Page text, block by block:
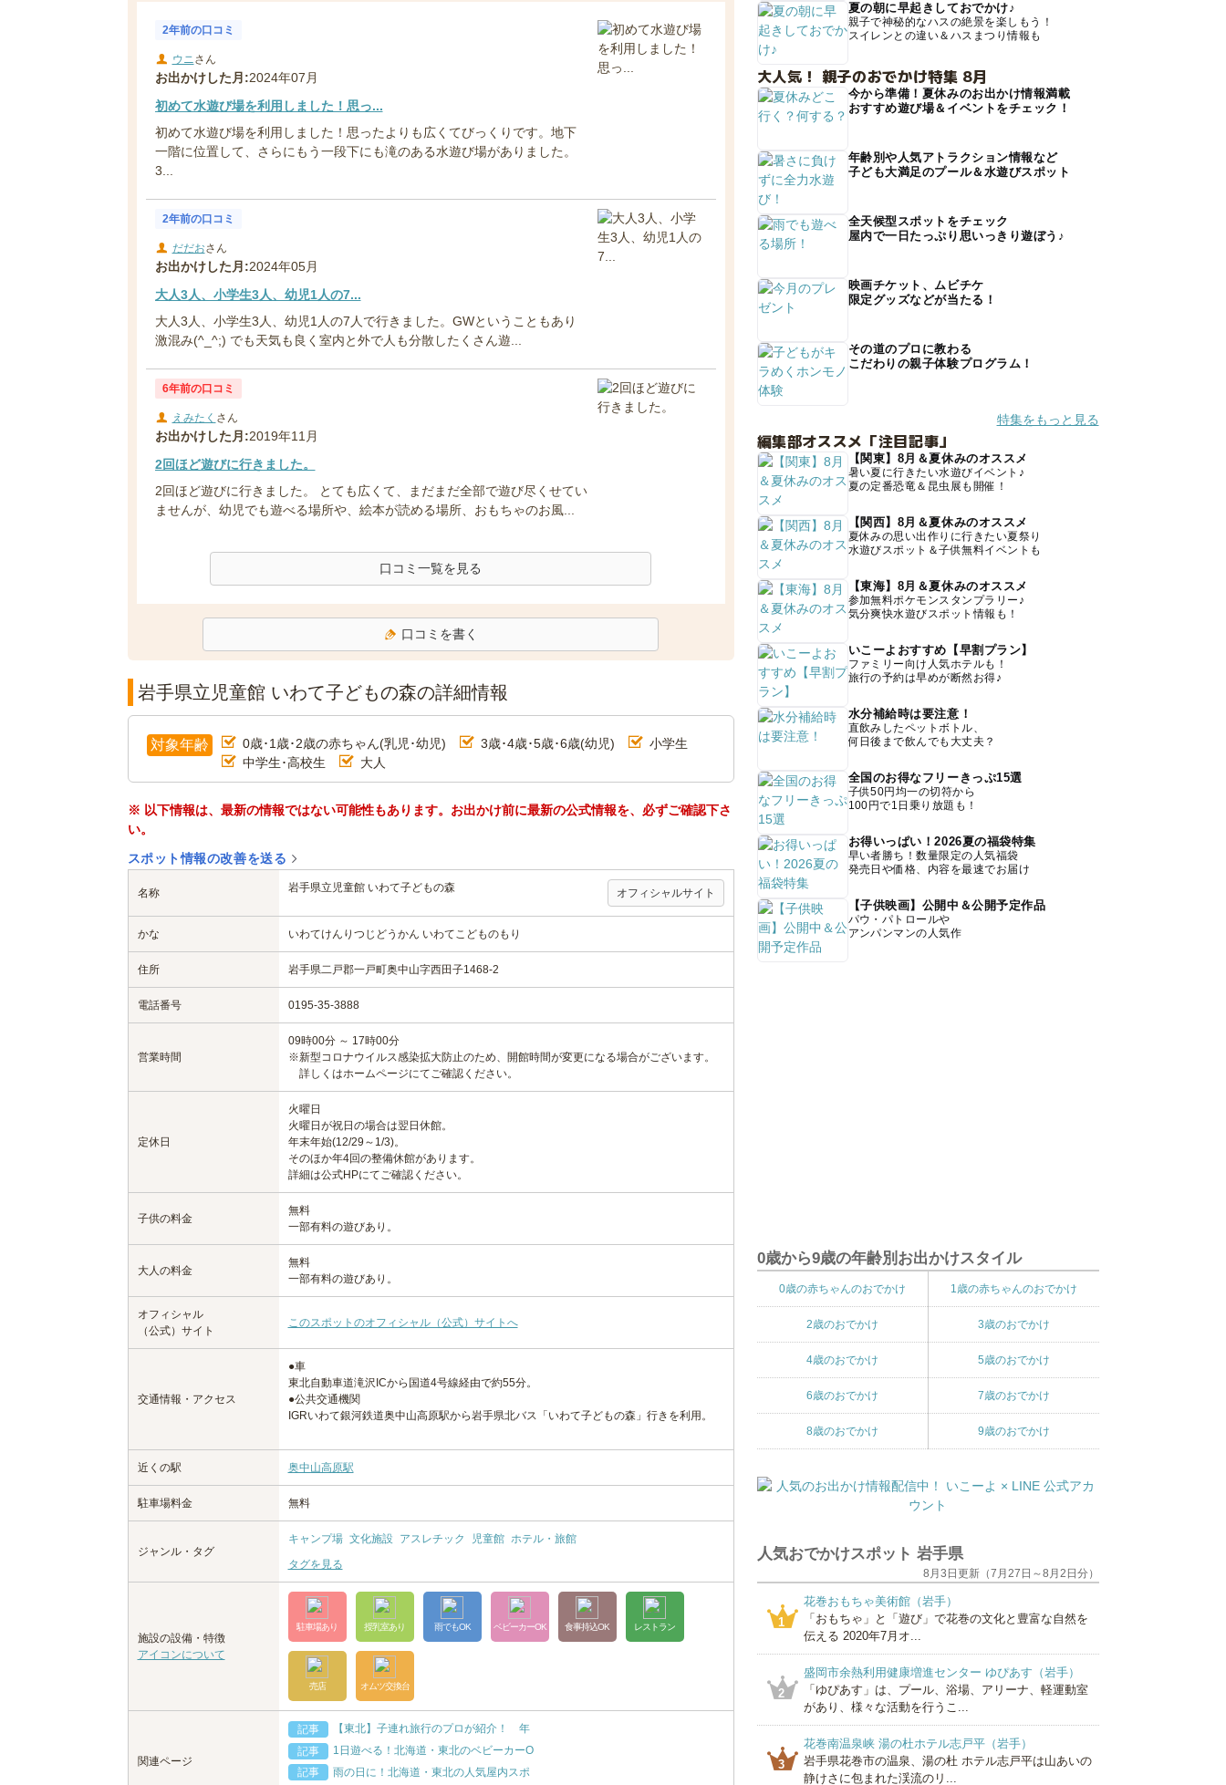
2年前の口コミ
ウニさん
お出かけした月:2024年07月
初めて水遊び場を利用しました！思っ...
初めて水遊び場を利用しました！思ったよりも広くてびっくりです。地下
一階に位置して、さらにもう一段下にも滝のある水遊び場がありました。
3...
2年前の口コミ
だだおさん
お出かけした月:2024年05月
大人3人、小学生3人、幼児1人の7...
大人3人、小学生3人、幼児1人の7人で行きました。GWということもあり
激混み(^_^;) でも天気も良く室内と外で人も分散したくさん遊...
6年前の口コミ
えみたく さん
お出かけした月:2019年11月
2回ほど遊びに行きました。
2回ほど遊びに行きました。 とても広くて、まだまだ全部で遊び尽くせてい
ませんが、幼児でも遊べる場所や、絵本が読める場所、おもちゃのお風...
口コミ一覧を見る
口コミを書く
岩手県立児童館 いわて子どもの森の詳細情報
対象年齢 0歳･1歳･2歳の赤ちゃん(乳児･幼児) 3歳･4歳･5歳･6歳(幼児)
小学生
中学生･高校生
大人
※ 以下情報は、最新の情報ではない可能性もあります。お出かけ前に最新の公式情報を、必ずご確認下さ
い。
スポット情報の改善を送る
名称 岩手県立児童館 いわて子どもの森 オフィシャルサイト
かな いわてけんりつじどうかん いわてこどものもり
住所 岩手県二戸郡一戸町奥中山字西田子1468-2
電話番号 0195-35-3888
営業時間
09時00分 ～ 17時00分
※新型コロナウイルス感染拡大防止のため、開館時間が変更になる場合がございます。
詳しくはホームページにてご確認ください。
定休日
火曜日
火曜日が祝日の場合は翌日休館。
年末年始(12/29～1/3)。
そのほか年4回の整備休館があります。
詳細は公式HPにてご確認ください。
子供の料金
無料
一部有料の遊びあり。
大人の料金
無料
一部有料の遊びあり。
オフィシャル
（公式）サイト
このスポットのオフィシャル（公式）サイトへ
交通情報・アクセス
●車
東北自動車道滝沢ICから国道4号線経由で約55分。
●公共交通機関
IGRいわて銀河鉄道奥中山高原駅から岩手県北バス「いわて子どもの森」行きを利用。
近くの駅 奥中山高原駅
駐車場料金 無料
ジャンル・タグ
キャンプ場 文化施設 アスレチック 児童館 ホテル・旅館
タグを見る
施設の設備・特徴
アイコンについて
駐車場あり 授乳室あり 雨でもOK ベビーカーOK 食事持込OK レストラン
売店 オムツ交換台
関連ページ
記事
【東北】子連れ旅行のプロが紹介！ 年
記事
1日遊べる！北海道・東北のベビーカーO
記事
雨の日に！北海道・東北の人気屋内スポ
夏の朝に早起きしておでかけ♪
親子で神秘的なハスの絶景を楽しもう！
スイレンとの違い＆ハスまつり情報も
大人気！ 親子のおでかけ特集 8月
今から準備！夏休みのお出かけ情報満載
おすすめ遊び場＆イベントをチェック！
年齢別や人気アトラクション情報など
子ども大満足のプール＆水遊びスポット
全天候型スポットをチェック
屋内で一日たっぷり思いっきり遊ぼう♪
映画チケット、ムビチケ
限定グッズなどが当たる！
その道のプロに教わる
こだわりの親子体験プログラム！
特集をもっと見る
編集部オススメ「注目記事」
【関東】8月＆夏休みのオススメ
暑い夏に行きたい水遊びイベント♪
夏の定番恐竜＆昆虫展も開催！
【関西】8月＆夏休みのオススメ
夏休みの思い出作りに行きたい夏祭り
水遊びスポット＆子供無料イベントも
【東海】8月＆夏休みのオススメ
参加無料ポケモンスタンプラリー♪
気分爽快水遊びスポット情報も！
いこーよおすすめ【早割プラン】
ファミリー向け人気ホテルも！
旅行の予約は早めが断然お得♪
水分補給時は要注意！
直飲みしたペットボトル、
何日後まで飲んでも大丈夫？
全国のお得なフリーきっぷ15選
子供50円均一の切符から
100円で1日乗り放題も！
お得いっぱい！2026夏の福袋特集
早い者勝ち！数量限定の人気福袋
発売日や価格、内容を最速でお届け
【子供映画】公開中＆公開予定作品
パウ・パトロールや
アンパンマンの人気作
0歳から9歳の年齢別お出かけスタイル
0歳の赤ちゃんのおでかけ 1歳の赤ちゃんのおでかけ
2歳のおでかけ 3歳のおでかけ
4歳のおでかけ 5歳のおでかけ
6歳のおでかけ 7歳のおでかけ
8歳のおでかけ 9歳のおでかけ
人気おでかけスポット 岩手県
8月3日更新（7月27日～8月2日分）
1
花巻おもちゃ美術館（岩手）
「おもちゃ」と「遊び」で花巻の文化と豊富な自然を
伝える 2020年7月オ...
2
盛岡市余熱利用健康増進センター ゆぴあす（岩手）
「ゆぴあす」は、プール、浴場、アリーナ、軽運動室
があり、様々な活動を行うこ...
3
花巻南温泉峡 湯の杜ホテル志戸平（岩手）
岩手県花巻市の温泉、湯の杜 ホテル志戸平は山あいの
静けさに包まれた渓流のリ...